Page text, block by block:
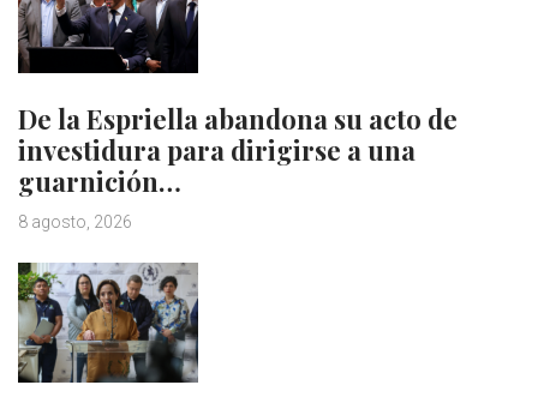
De la Espriella abandona su acto de
investidura para dirigirse a una
guarnición…
8 agosto, 2026